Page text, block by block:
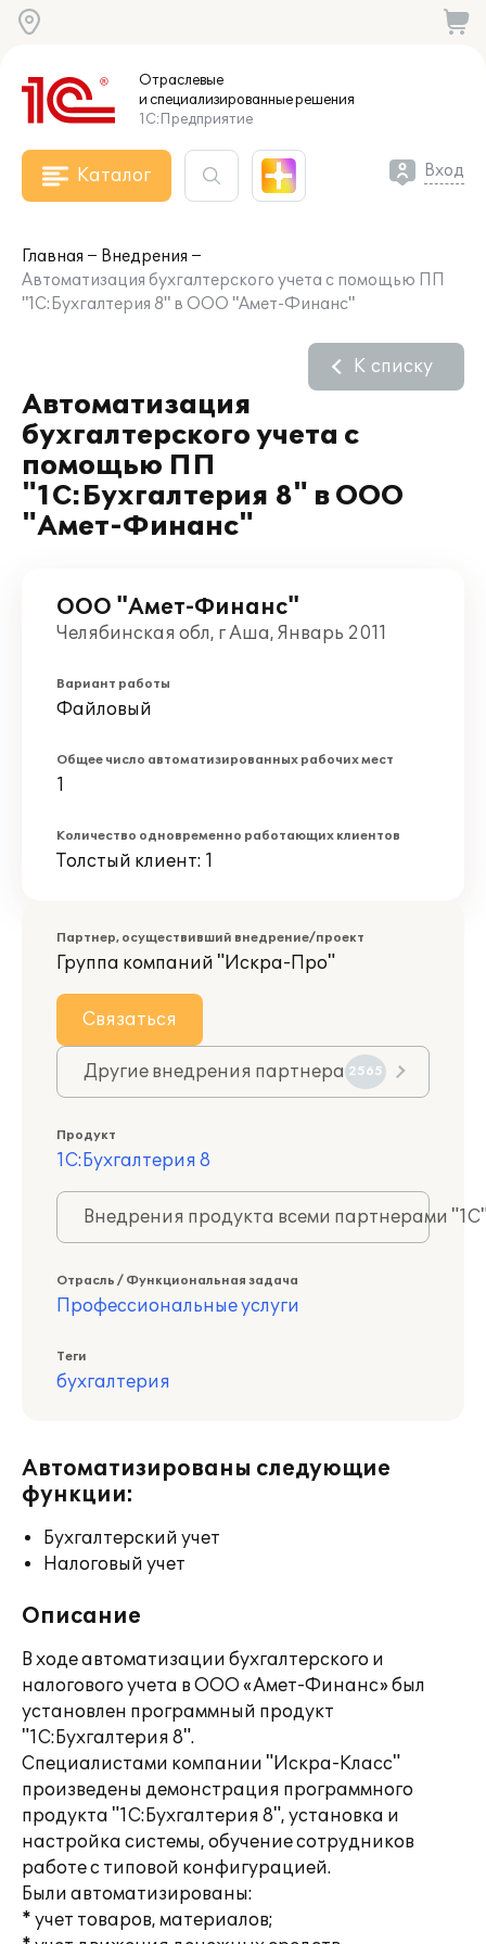
Отраслевые
и специализированныерешения
1С:Предприятие
Каталог Вход
Главная
Внедрения
Автоматизация бухгалтерского учета с помощью ПП
"1С:Бухгалтерия 8" в ООО "Амет-Финанс"
Автоматизация
бухгалтерского учета с
помощью ПП
"1С:Бухгалтерия 8" в ООО
"Амет-Финанс"
К списку
ООО "Амет-Финанс"
Челябинская обл, г Аша, Январь 2011
Вариант работы
Файловый
Общее число автоматизированных рабочих мест
1
Количество одновременно работающих клиентов
Толстый клиент: 1
Партнер, осуществивший внедрение/проект
Группа компаний "Искра-Про"
Связаться
Другие внедрения партнера 2565
Продукт
1С:Бухгалтерия 8
Внедрения продукта всеми партнерами
Отрасль / Функциональная задача
Профессиональные услуги
Теги
бухгалтерия
Автоматизированы следующие
функции:
Бухгалтерский учет
Налоговый учет
Описание
В ходе автоматизации бухгалтерского и
налогового учета в ООО «Амет-Финанс» был
установлен программный продукт
"1С:Бухгалтерия 8".
Специалистами компании "Искра-Класс"
произведены демонстрация программного
продукта "1С:Бухгалтерия 8", установка и
настройка системы, обучение сотрудников
работе с типовой конфигурацией.
Были автоматизированы:
* учет товаров, материалов;